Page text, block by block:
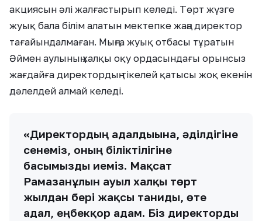
акциясын әлі жалғастырып келеді. Төрт жүзге
жуық бала білім алатын мектепке жаңа директор
тағайындалмаған. Мыңға жуық отбасы тұратын
Әймен аулының халқы оқу ордасындағы орынсыз
жағдайға директордың тікелей қатысы жоқ екенін
дәлелдей алмай келеді.
«Директордың адалдығына, әділдігіне
сенеміз, оның біліктілігіне
басымызды иеміз. Мақсат
Рамазанұлын ауыл халқы төрт
жылдан бері жақсы таниды, өте
адал, еңбекқор адам. Біз директорды